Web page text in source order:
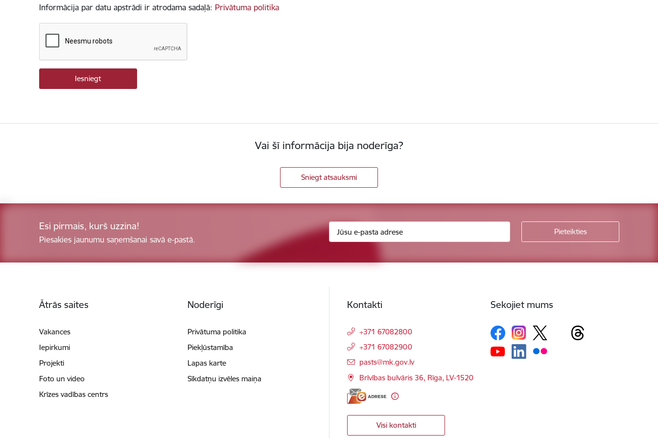
Informācija par datu apstrādi ir atrodama sadaļā: Privātuma politika
Vai šī informācija bija noderīga?
Sniegt atsauksmi
Esi pirmais, kurš uzzina!
Piesakies jaunumu saņemšanai savā e-pastā.
Ātrās saites
Vakances
Iepirkumi
Projekti
Foto un video
Krīzes vadības centrs
Noderīgi
Privātuma politika
Piekļūstamība
Lapas karte
Sīkdatņu izvēles maiņa
Kontakti
+371 67082800
+371 67082900
E-pasts:
pasts@mk.gov.lv
Brīvības bulvāris 36, Rīga, LV-1520
Visi kontakti
Sekojiet mums